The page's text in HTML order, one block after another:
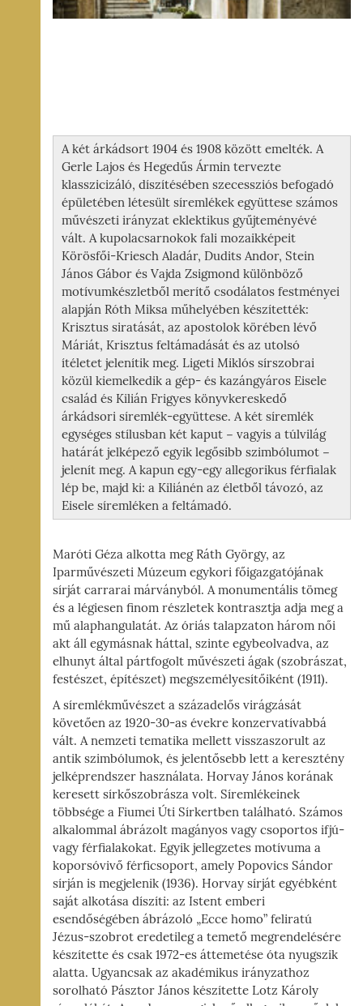
A két árkádsort 1904 és 1908 között emelték. A
Gerle Lajos és Hegedűs Ármin tervezte
klasszicizáló, díszítésében szecessziós befogadó
épületében létesült síremlékek együttese számos
művészeti irányzat eklektikus gyűjteményévé
vált. A kupolacsarnokok fali mozaikképeit
Körösfői-Kriesch Aladár, Dudits Andor, Stein
János Gábor és Vajda Zsigmond különböző
motívumkészletből merítő csodálatos festményei
alapján Róth Miksa műhelyében készítették:
Krisztus siratását, az apostolok körében lévő
Máriát, Krisztus feltámadását és az utolsó
ítéletet jelenítik meg. Ligeti Miklós sírszobrai
közül kiemelkedik a gép- és kazángyáros Eisele
család és Kilián Frigyes könyvkereskedő
árkádsori síremlék-együttese. A két síremlék
egységes stílusban két kaput − vagyis a túlvilág
határát jelképező egyik legősibb szimbólumot −
jelenít meg. A kapun egy-egy allegorikus férfialak
lép be, majd ki: a Kiliánén az életből távozó, az
Eisele síremléken a feltámadó.
Maróti Géza alkotta meg Ráth György, az
Iparművészeti Múzeum egykori főigazgatójának
sírját carrarai márványból. A monumentális tömeg
és a légiesen finom részletek kontrasztja adja meg a
mű alaphangulatát. Az óriás talapzaton három női
akt áll egymásnak háttal, szinte egybeolvadva, az
elhunyt által pártfogolt művészeti ágak (szobrászat,
festészet, építészet) megszemélyesítőiként (1911).
A síremlékművészet a századelős virágzását
követően az 1920-30-as évekre konzervatívabbá
vált. A nemzeti tematika mellett visszaszorult az
antik szimbólumok, és jelentősebb lett a keresztény
jelképrendszer használata. Horvay János korának
keresett sírkőszobrásza volt. Síremlékeinek
többsége a Fiumei Úti Sírkertben található. Számos
alkalommal ábrázolt magányos vagy csoportos ifjú-
vagy férfialakokat. Egyik jellegzetes motívuma a
koporsóvivő férficsoport, amely Popovics Sándor
sírján is megjelenik (1936). Horvay sírját egyébként
saját alkotása díszíti: az Istent emberi
esendőségében ábrázoló „Ecce homo” feliratú
Jézus-szobrot eredetileg a temető megrendelésére
készítette és csak 1972-es áttemetése óta nyugszik
alatta. Ugyancsak az akadémikus irányzathoz
sorolható Pásztor János készítette Lotz Károly